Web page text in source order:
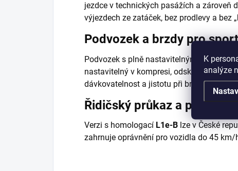
K
analýze
jezdce v technických pasážích a zároveň
výjezdech ze zatáček, bez prodlevy a bez
Podvozek a brzdy pro
Podvozek s plně nastavitelným
nastavitelný v kompresi, odskoku i
dávkovatelnost a jistotu při brzdění do
Řidičský průkaz a provoz
Verzi s homologací L1e-B lze v České
zahrnuje oprávnění pro vozidla do 45 km/